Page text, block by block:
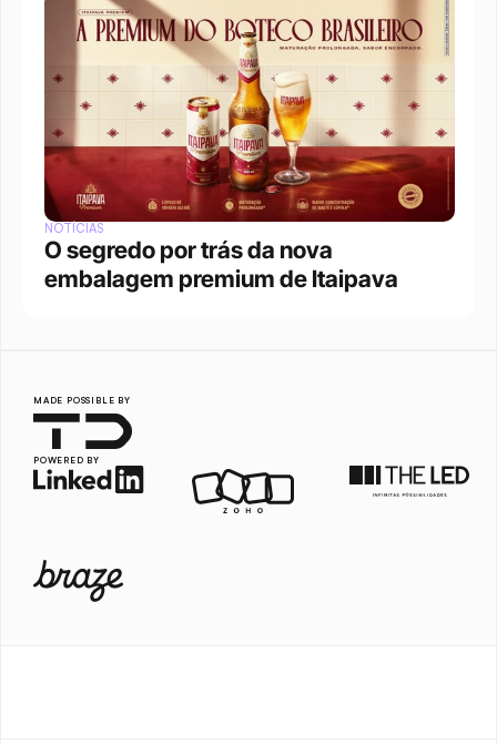
NOTÍCIAS
O segredo por trás da nova
embalagem premium de Itaipava
MADE POSSIBLE BY
POWERED BY